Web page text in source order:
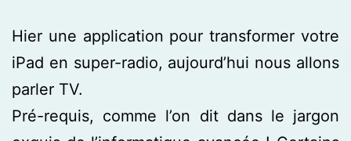
Hier une application pour transformer votre
iPad en super-radio, aujourd’hui nous allons
parler TV.
Pré-requis, comme l’on dit dans le jargon